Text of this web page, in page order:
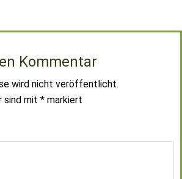
Kommentar
wird nicht veröffentlicht.
sind mit * markiert